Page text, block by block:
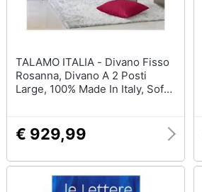
TALAMO ITALIA - Divano Fisso
Rosanna, Divano A 2 Posti
Large, 100% Made In Italy, Sofà
200x95h90, Tortora
€ 929,99